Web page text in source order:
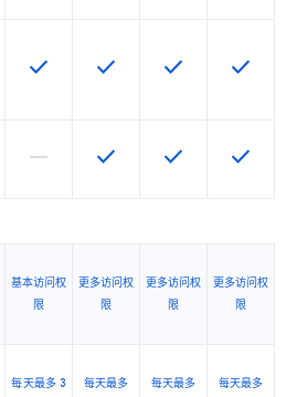
该 SKU 提供此功能
check 该 SKU 提供此功能
check 该 SKU 提供此功
check 该 SKU
check
该 SKU 不支持此功能
horizontal_rule 该 SKU 提供此功能
check 该 SKU 提供此功
check 该 SKU
check
基本访问权
限
更多访问权
限
更多访问权
限
更多访问权
限
每天最多 3
每天最多
每天最多
每天最多